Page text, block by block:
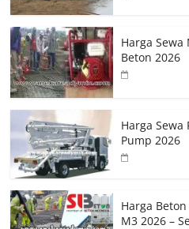
Harga
Beton 2026
Harga Sewa
Pump 2026
Harga
M3 2026 –